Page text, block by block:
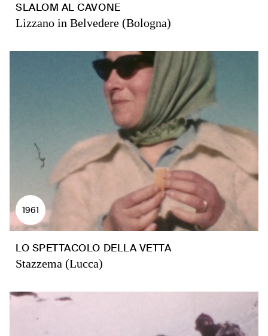
SLALOM AL CAVONE
Lizzano in Belvedere (Bologna)
1961
LO SPETTACOLO DELLA VETTA
Stazzema (Lucca)